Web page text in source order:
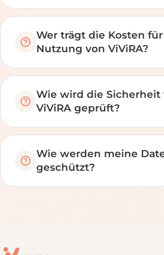
Wer trägt die Kosten
Nutzung von ViViRA?
Wie wird die Sicherheit
ViViRA geprüft?
Wie werden meine
geschützt?